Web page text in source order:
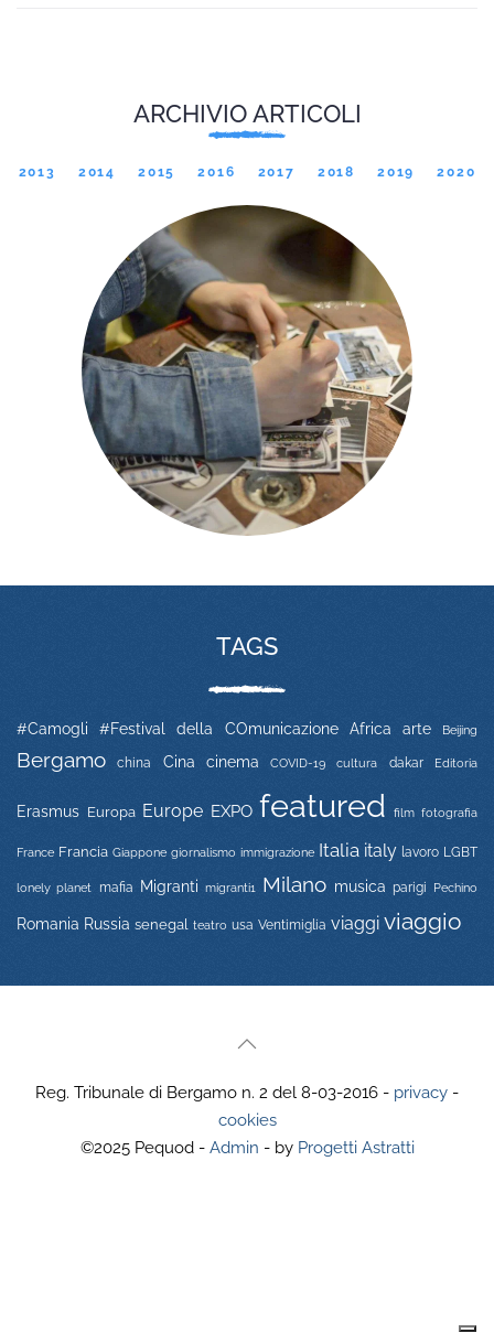
ARCHIVIO ARTICOLI
2013 2014 2015 2016 2017 2018 2019 2020
TAGS
#Camogli #Festival della COmunicazione Africa arte Beijing
Bergamo china Cina cinema COVID-19 cultura dakar Editoria
Erasmus Europa Europe EXPO featured film fotografia
France Francia Giappone giornalismo immigrazione Italia italy lavoro LGBT
lonely planet mafia Migranti migranti1 Milano musica parigi Pechino
Romania Russia senegal teatro usa Ventimiglia viaggi viaggio
Reg. Tribunale di Bergamo n. 2 del 8-03-2016 - privacy -
cookies
©2025 Pequod - Admin - by Progetti Astratti